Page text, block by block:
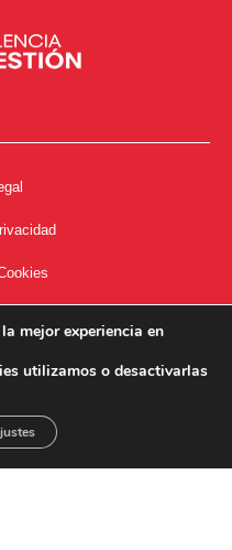
mejor experiencia en
utilizamos o desactivarlas